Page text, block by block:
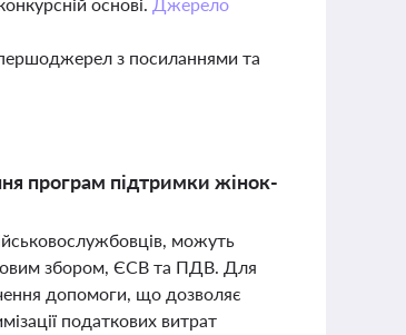
з посиланнями та
програм підтримки жінок-
можуть
збором, ЄСВ та ПДВ. Для
допомоги, що дозволяє
податкових витрат